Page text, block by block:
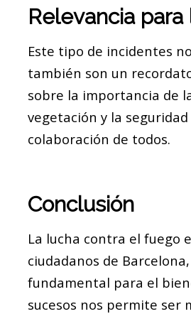
Relevancia
Este tipo de incidentes
también son un
sobre la importancia de
vegetación y la
colaboración de todos.
Conclusión
La lucha contra el fuego
ciudadanos de
fundamental para el
sucesos nos permite ser